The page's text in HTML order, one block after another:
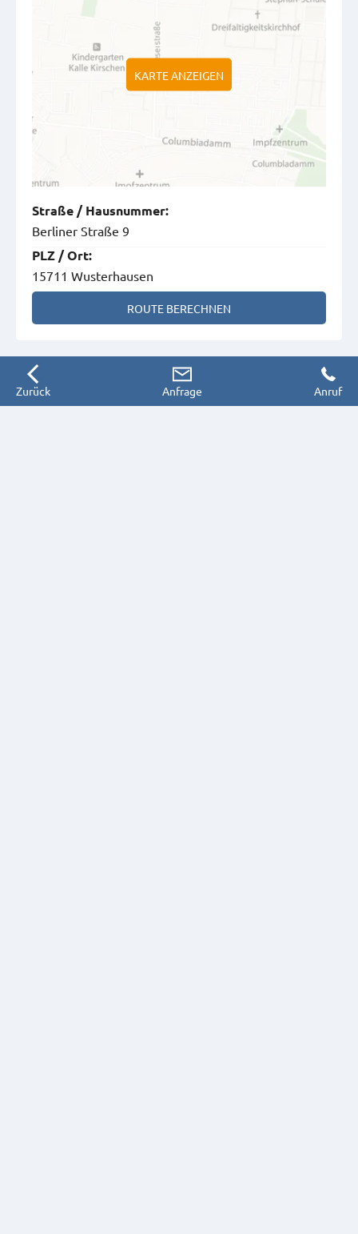
KARTE ANZEIGEN
Straße / Hausnummer:
Berliner Straße 9
PLZ /Ort:
15711 Wusterhausen
ROUTE BERECHNEN
Zurück Anfrage Anruf